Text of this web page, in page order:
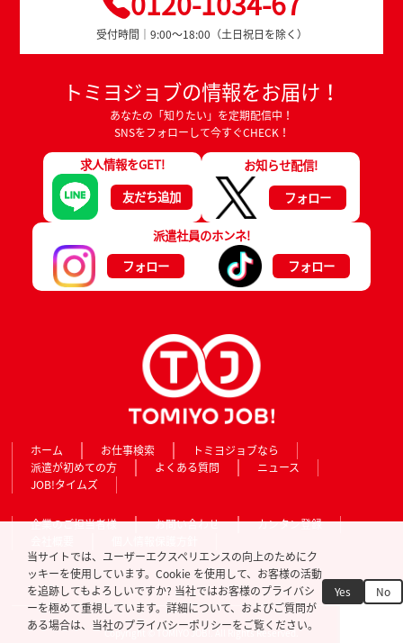
受付時間｜9:00～18:00（土日祝日を除く）
トミヨジョブの情報をお届け！
あなたの「知りたい」を定期配信中！
SNSをフォローして今すぐCHECK！
求人情報をGET!
友だち追加
お知らせ配信!
フォロー
派遣社員のホンネ!
フォロー
フォロー
ホーム お仕事検索
トミヨジョブなら
派遣が初めての方
よくある質問
ニュース
JOB!タイムズ
企業のご担当者様 お問い合わせ
カンタン登録
Copyright © TOMIYO JOB!. All Rights Reserved.
当サイトでは、ユーザーエクスペリエンスの向上のためにク
ッキーを使用しています。Cookie を使用して、お客様の活動
を追跡してもよろしいですか? 当社ではお客様のプライバシ
ーを極めて重視しています。詳細について、およびご質問が
ある場合は、当社のプライバシーポリシーをご覧ください。
Yes No